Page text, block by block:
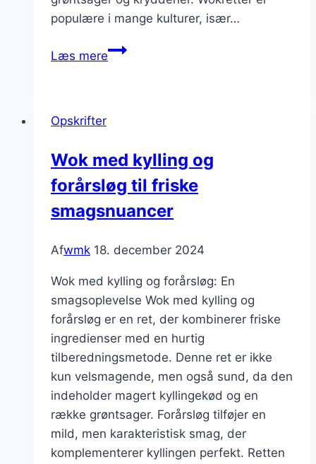
populære i mange kulturer, især…
Læs mereWok
simpel
og
opskrift
Opskrifter
Wok med kylling og
forårsløg til friske
smagsnuancer
Afwmk 18. december 2024
Wok med kylling og forårsløg: En
smagsoplevelse Wok med kylling og
forårsløg er en ret, der kombinerer friske
ingredienser med en hurtig
tilberedningsmetode. Denne ret er ikke
kun velsmagende, men også sund, da den
indeholder magert kyllingekød og en
række grøntsager. Forårsløg tilføjer en
mild, men karakteristisk smag, der
komplementerer kyllingen perfekt. Retten